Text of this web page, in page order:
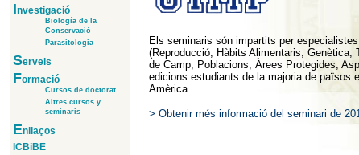
Investigació
Biología de la
Conservació
Parasitologia
Serveis
Formació
Cursos de doctorat
Altres cursos y
seminaris
Enllaços
ICBiBE
Els seminaris són impartits per
(Reproducció, Hàbits Alimentaris,
de Camp, Poblacions, Àrees Protegides,
edicions estudiants de la majoria de països
Amèrica.
> Obtenir més informació del seminari de